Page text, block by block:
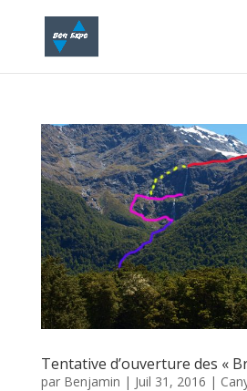
Tentative d’ouverture des «
par Benjamin | Juil 31, 2016 |